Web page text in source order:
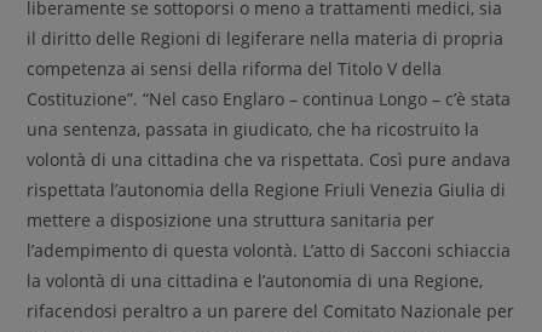
liberamente se sottoporsi o meno a trattamenti medici, sia
il diritto delle Regioni di legiferare nella materia di propria
competenza ai sensi della riforma del Titolo V della
Costituzione”. “Nel caso Englaro – continua Longo – c’è stata
una sentenza, passata in giudicato, che ha ricostruito la
volontà di una cittadina che va rispettata. Così pure andava
rispettata l’autonomia della Regione Friuli Venezia Giulia di
mettere a disposizione una struttura sanitaria per
l’adempimento di questa volontà. L’atto di Sacconi schiaccia
la volontà di una cittadina e l’autonomia di una Regione,
rifacendosi peraltro a un parere del Comitato Nazionale per